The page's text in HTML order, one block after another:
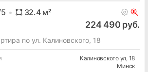
32.4м²
224 490 руб.
по ул. Калиновского, 18
Калиновского ул, 18
Минск